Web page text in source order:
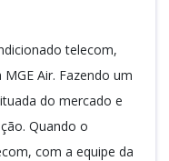
telecom,
Air. Fazendo um
do mercado e
Quando o
com a equipe da